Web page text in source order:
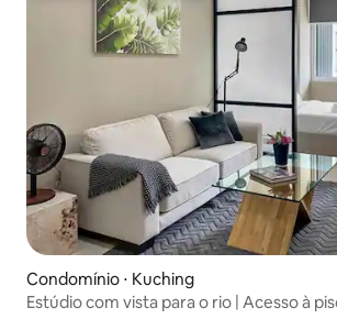
Condomínio ⋅ Kuching
Estúdio com vista para o rio | Acesso à